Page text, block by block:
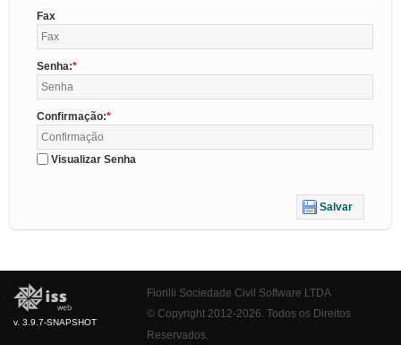
Fax
Senha:
Confirmação:
Visualizar Senha
Salvar
v. 3.9.7-SNAPSHOT
Fiorilli Sociedade Civil Software LTDA
© Copyright 2012-2026. Todos os Direitos
Reservados.